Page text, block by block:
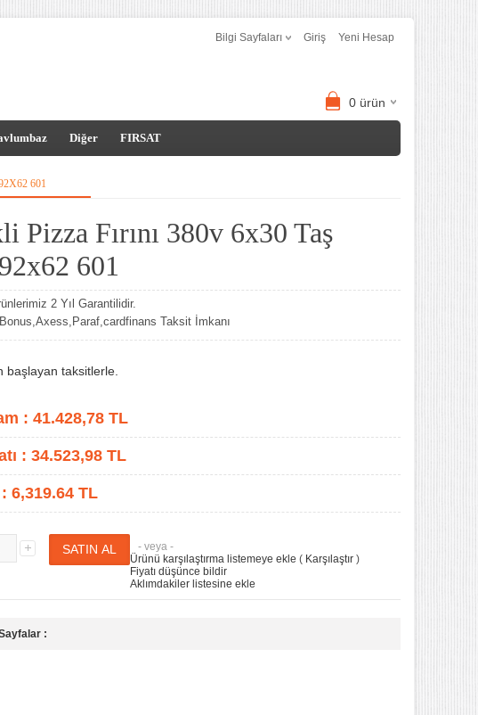
Bilgi Sayfaları Giriş Yeni Hesap
0 ürün
Diğer FIRSAT
601
Pizza Fırını 380v 6x30 Taş
601
2 Yıl Garantilidir.
Taksit İmkanı
başlayan taksitlerle.
: 41.428,78 TL
: 34.523,98 TL
6,319.64 TL
- veya -
Ürünü karşılaştırma listemeye ekle ( Karşılaştır )
Fiyatı düşünce bildir
Aklımdakiler listesine ekle
Sayfalar :